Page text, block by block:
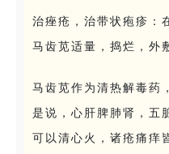
治痤疮，治带状疱疹：
马齿苋适量，捣烂，外
马齿苋作为清热解毒药
是说，心肝脾肺肾，五
可以清心火，诸疮痛痒